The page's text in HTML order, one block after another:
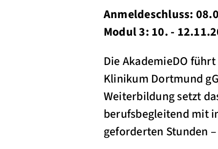
Anmeldeschluss:
Modul 3: 10. -
Die AkademieDO
Klinikum Dortmund
Weiterbildung setzt
berufsbegleitend mit
geforderten Stunden